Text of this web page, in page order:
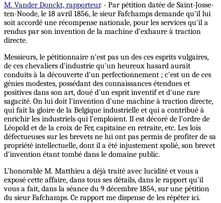
M. Vander Donckt, rapporteur. - Par pétition datée de Saint-Josse-
ten-Noode, le 18 avril 1856, le sieur Fafchamps demande qu'il lui
soit accordé une récompense nationale, pour les services qu'il a
rendus par son invention de la machine d’exhaure à traction
directe.
Messieurs, le pétitionnaire n'est pas un des ces esprits vulgaires,
de ces chevaliers d'industrie qu'un heureux hasard aurait
conduits à la découverte d'un perfectionnement ; c'est un de ces
génies modestes, possédant des connaissances étendues et
positives dans son art, doué d'un esprit inventif et d'une rare
sagacité. On lui doit l'invention d'une machine à traction directe,
qui fait la gloire de la Belgique industrielle et qui a contribué à
enrichir les industriels qui l'emploient. Il est décoré de l'ordre de
Léopold et de la croix de Fer, capitaine en retraite, etc. Les lois
défectueuses sur les brevets ne lui ont pas permis de profiter de sa
propriété intellectuelle, dont il a été injustement spolié, son brevet
d'invention étant tombé dans le domaine public.
L'honorable M. Matthieu a déjà traité avec lucidité et vous a
exposé cette affaire, dans tous ses détails, dans le rapport qu'il
vous a fait, dans la séance du 9 décembre 1854, sur une pétition
du sieur Fafchamps. Ce rapport me dispense de les répéter ici.